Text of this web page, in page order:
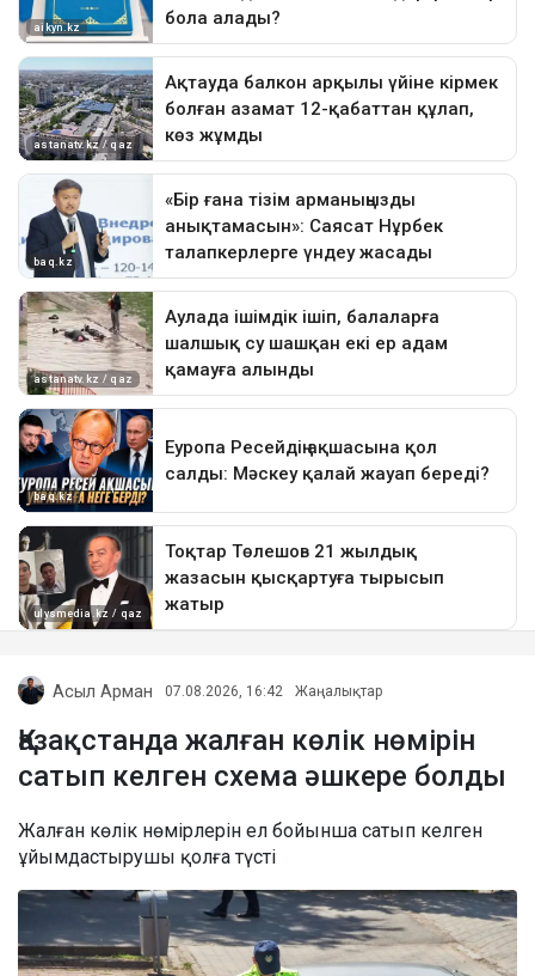
Асыл Арман 07.08.2026, 16:42 Жаңалықтар
Қазақстанда жалған көлік нөмірін
сатып келген схема әшкере болды
Жалған көлік нөмірлерін ел бойынша сатып келген
ұйымдастырушы қолға түсті